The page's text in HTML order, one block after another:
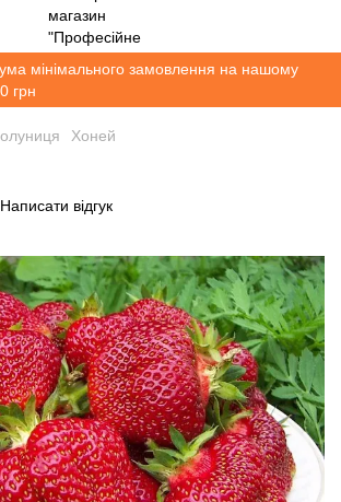
мінімального замовлення на нашому
грн
Хоней
Написати відгук